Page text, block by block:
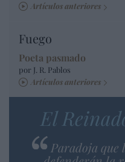
Artículos anteriores
Fuego
Poeta pasmado
por J. R. Pablos
Artículos anteriores
El
Paradoja que